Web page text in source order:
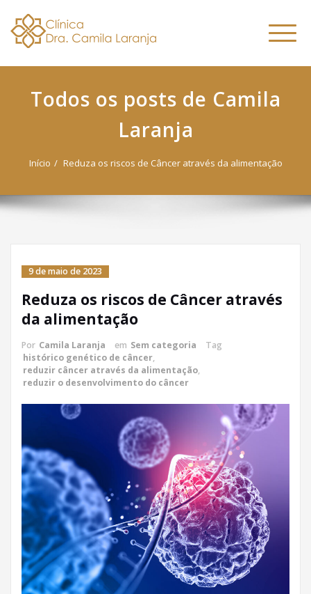
content
Laranja
Especialista em Fitoterapia
Todos os posts de Camila
Laranja
Início Reduza os riscos de Câncer através da alimentação
9 de maio de 2023
Reduza os riscos de Câncer através
da alimentação
Por Camila Laranja em Sem categoria
Tag
histórico genético de câncer,
reduzir câncer através da alimentação,
reduzir o desenvolvimento do câncer